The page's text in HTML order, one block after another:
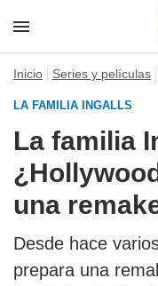
Inicio Series y películas
LA FAMILIA INGALLS
La familia
una
Desde hace
prepara una